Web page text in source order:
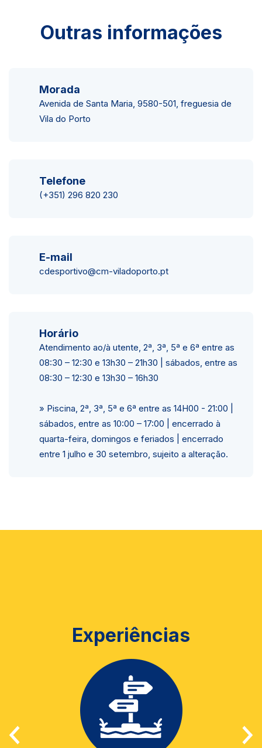
Outras informações
Morada
Avenida de Santa Maria, 9580-501, freguesia de
Vila do Porto
Telefone
(+351) 296 820 230
E-mail
cdesportivo@cm-viladoporto.pt
Horário
Atendimento ao/à utente, 2ª, 3ª, 5ª e 6ª entre as
08:30 – 12:30 e 13h30 – 21h30 | sábados, entre as
08:30 – 12:30 e 13h30 – 16h30
» Piscina, 2ª, 3ª, 5ª e 6ª entre as 14H00 - 21:00 |
sábados, entre as 10:00 – 17:00 | encerrado à
quarta-feira, domingos e feriados | encerrado
entre 1 julho e 30 setembro, sujeito a alteração.
Experiências